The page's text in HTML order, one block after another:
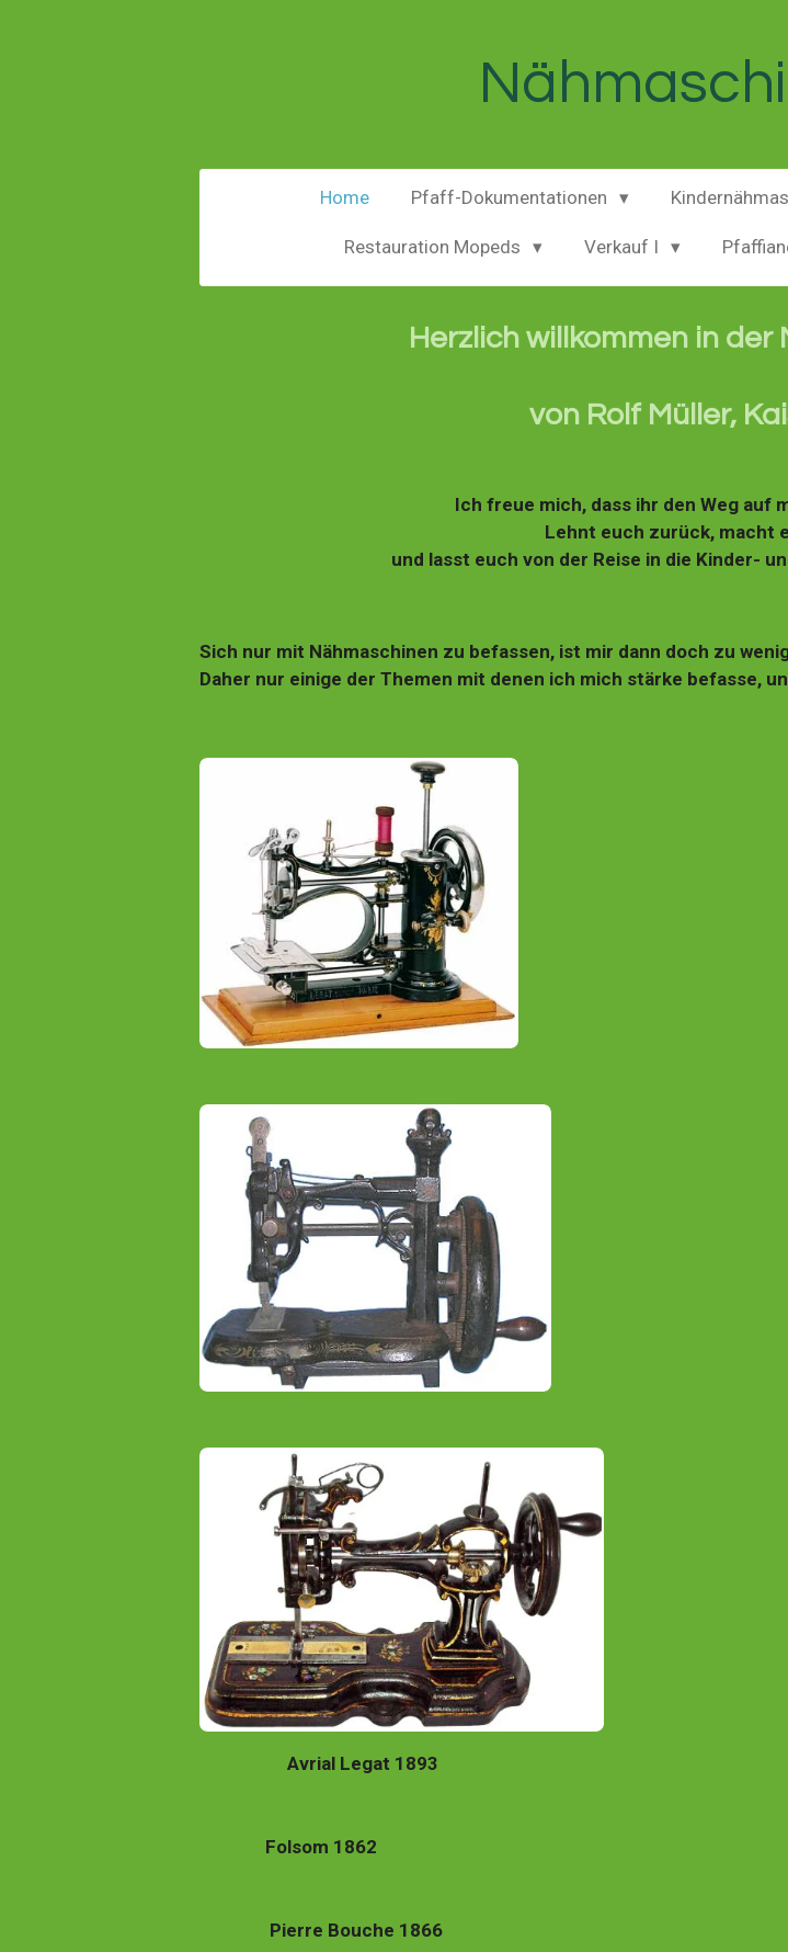
Home Pfaff-Dokumentationen
Restauration Mopeds Verkauf I
Herzlich willkommen in
von Rolf Müller,
Ich freue mich, dass ihr den Weg auf
Lehnt euch zurück, macht
und lasst euch von der Reise in die Kinder-
Sich nur mit Nähmaschinen zu befassen, ist mir dann doch zu
Daher nur einige der Themen mit denen ich mich stärke befasse,
Avrial Legat 1893
Folsom 1862
Pierre Bouche 1866